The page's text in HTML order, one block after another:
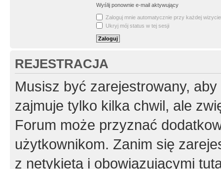
Wyślij ponownie e-mail aktywujący
Zaloguj mnie automatycznie przy każdej wizycie
Ukryj mój status w tej sesji
REJESTRACJA
Musisz być zarejestrowany,
zajmuje tylko kilka chwil, ale
Forum może przyznać
użytkownikom. Zanim się
z netykietą i obowiązującymi